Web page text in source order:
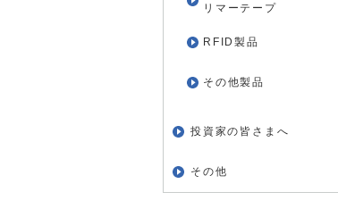
リマーテープ
RFID製品
その他製品
投資家の皆さまへ
その他